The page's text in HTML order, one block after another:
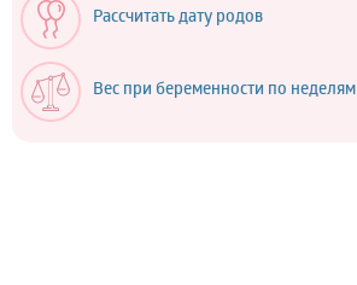
Рассчитать дату родов
Вес при беременности по неделям